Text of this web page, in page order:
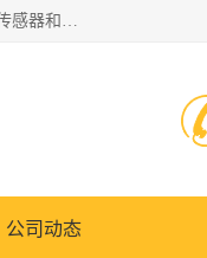
是集开发、生产和经营压力传感器和变送器、位移传感器和变送器、流量传感器和变送器、称重传感器和变送器、测力传感器和变送器、温湿度传感器和变送器、扭矩传感器、智能数显控制仪表等产品的化高新技术企业。
公司动态